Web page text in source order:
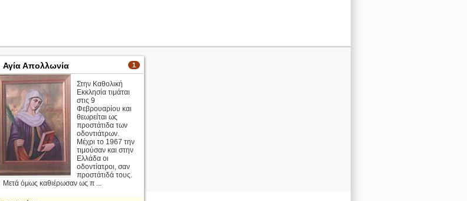
1
Αγία Απολλωνία
Στην Καθολική
Εκκλησία τιμάται
στις 9
Φεβρουαρίου και
θεωρείται ως
προστάτιδα των
οδοντιάτρων.
Μέχρι το 1967 την
τιμούσαν και στην
Ελλάδα οι
οδοντίατροι, σαν
προστάτιδά τους.
Μετά όμως καθιέρωσαν ως π ...